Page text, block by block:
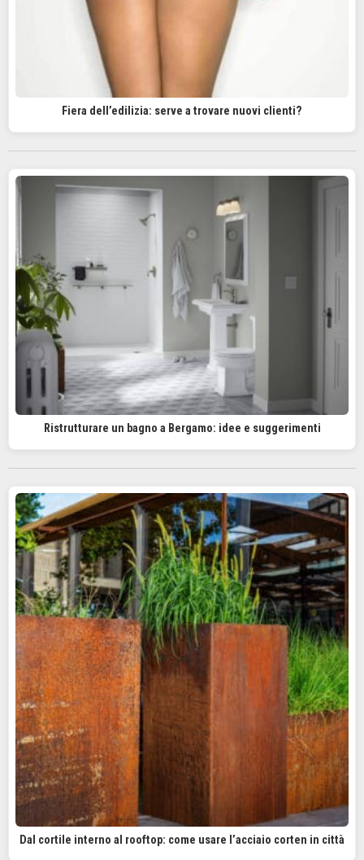
Fiera dell’edilizia: serve a trovare nuovi clienti?
Ristrutturare un bagno a Bergamo: idee e suggerimenti
Dal cortile interno al rooftop: come usare l’acciaio corten in città